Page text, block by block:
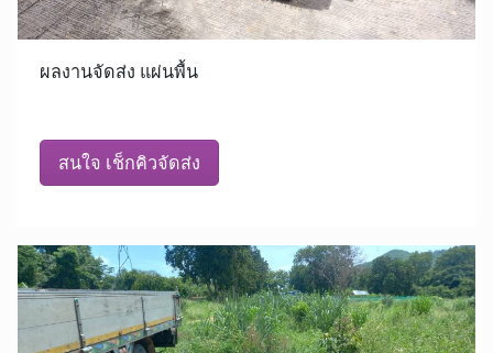
ผลงานจัดส่ง แผ่นพื้น
สนใจ เช็กคิวจัดส่ง